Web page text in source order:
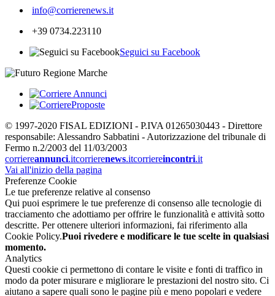
info@corrierenews.it
+39 0734.223110
Seguici su Facebook
© 1997-2020 FISAL EDIZIONI - P.IVA 01265030443 - Direttore
responsabile: Alessandro Sabbatini - Autorizzazione del tribunale di
Fermo n.2/2003 del 11/03/2003
corriereannunci.itcorrierenews.itcorriereincontri.it
Vai all'inizio della pagina
Preferenze Cookie
Le tue preferenze relative al consenso
Qui puoi esprimere le tue preferenze di consenso alle tecnologie di
tracciamento che adottiamo per offrire le funzionalità e attività sotto
descritte. Per ottenere ulteriori informazioni, fai riferimento alla
Cookie Policy.Puoi rivedere e modificare le tue scelte in qualsiasi
momento.
Analytics
Questi cookie ci permettono di contare le visite e fonti di traffico in
modo da poter misurare e migliorare le prestazioni del nostro sito. Ci
aiutano a sapere quali sono le pagine più e meno popolari e vedere